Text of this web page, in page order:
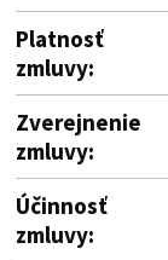
Platnosť
zmluvy:
Zverejnenie
zmluvy:
Účinnosť
zmluvy: